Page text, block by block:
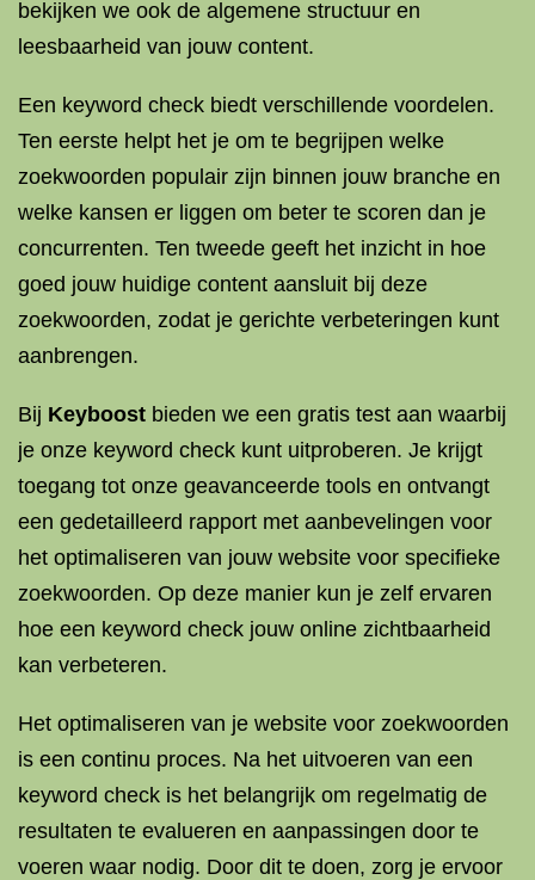
bekijken we ook de algemene structuur en
leesbaarheid van jouw content.
Een keyword check biedt verschillende voordelen.
Ten eerste helpt het je om te begrijpen welke
zoekwoorden populair zijn binnen jouw branche en
welke kansen er liggen om beter te scoren dan je
concurrenten. Ten tweede geeft het inzicht in hoe
goed jouw huidige content aansluit bij deze
zoekwoorden, zodat je gerichte verbeteringen kunt
aanbrengen.
Bij Keyboost bieden we een gratis test aan waarbij
je onze keyword check kunt uitproberen. Je krijgt
toegang tot onze geavanceerde tools en ontvangt
een gedetailleerd rapport met aanbevelingen voor
het optimaliseren van jouw website voor specifieke
zoekwoorden. Op deze manier kun je zelf ervaren
hoe een keyword check jouw online zichtbaarheid
kan verbeteren.
Het optimaliseren van je website voor zoekwoorden
is een continu proces. Na het uitvoeren van een
keyword check is het belangrijk om regelmatig de
resultaten te evalueren en aanpassingen door te
voeren waar nodig. Door dit te doen, zorg je ervoor